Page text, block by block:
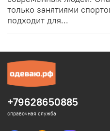
только занятиями
подходит для...
+79628650885
справочная служба